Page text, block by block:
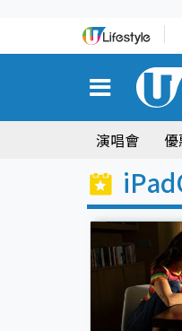
演唱會